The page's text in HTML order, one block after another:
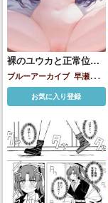
裸のユウカと正常位で
イチャラブえっちする
♡
ブルーアーカイブ 早瀬ユウ
カ
お気に入り登録